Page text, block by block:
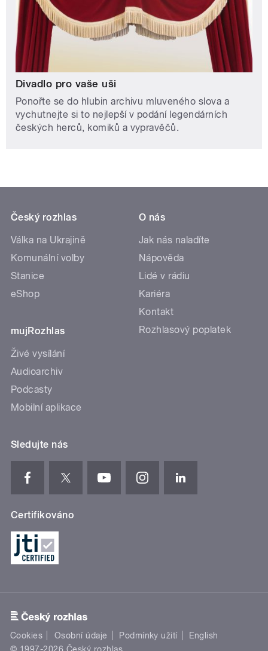
Divadlo pro vaše uši
Ponořte se do hlubin archivu mluveného slova a
vychutnejte si to nejlepší v podání legendárních
českých herců, komiků a vypravěčů.
Český rozhlas
Válka na Ukrajině
Komunální volby
Stanice
eShop
mujRozhlas
Živé vysílání
Audioarchiv
Podcasty
Mobilní aplikace
O nás
Jak nás naladíte
Nápověda
Lidé v rádiu
Kariéra
Kontakt
Rozhlasový poplatek
Sledujte nás
Certifikováno
Cookies Osobní údaje Podmínky užití
English